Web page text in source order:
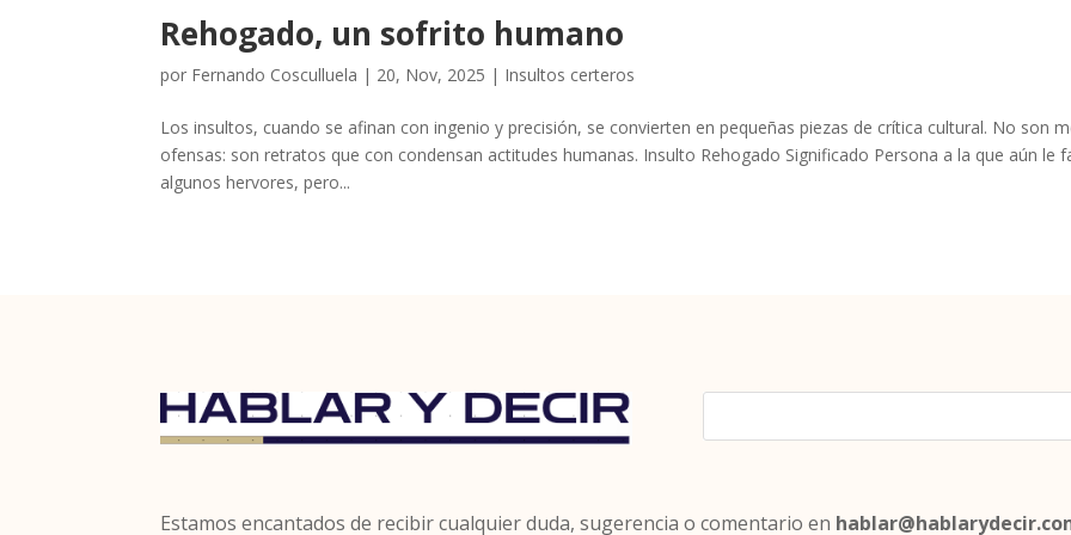
Rehogado, un sofrito humano
por Fernando Cosculluela | 20, Nov, 2025 | Insultos certeros
Los insultos, cuando se afinan con ingenio y precisión, se convierten en pequeñas piezas de crítica cultural. No son
ofensas: son retratos que con condensan actitudes humanas. Insulto Rehogado Significado Persona a la que aún le
algunos hervores, pero...
Estamos encantados de recibir cualquier duda, sugerencia o comentario en